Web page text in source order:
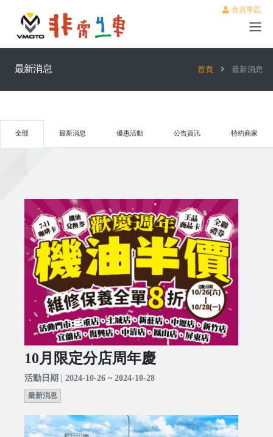
會員專區
最新消息 首頁 最新消息
全部 最新消息 優惠活動 公告資訊 特約商家
10月限定分店周年慶
活動日期 | 2024-10-26 ~ 2024-10-28
最新消息